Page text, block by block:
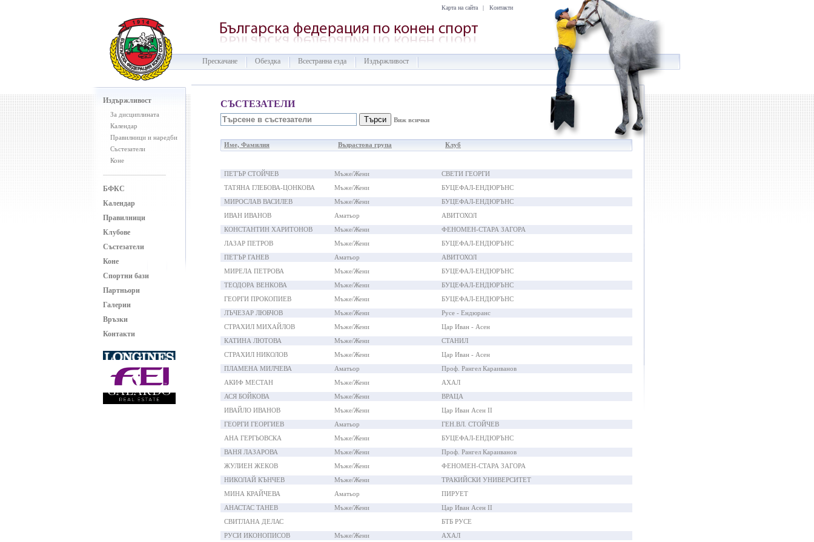
Карта на сайта | Контакти
Прескачане Обездка Всестранна езда Издържливост
Издържливост
За дисциплината
Календар
Правилници и наредби
Състезатели
Коне
БФКС
Календар
Правилници
Клубове
Състезатели
Коне
Спортни бази
Партньори
Галерии
Връзки
Контакти
СЪСТЕЗАТЕЛИ
Виж всички
Име, Фамилия Възрастова група Клуб
ПЕТЪР СТОЙЧЕВ Мъже/Жени
СВЕТИ ГЕОРГИ
ТАТЯНА ГЛЕБОВА-ЦОНКОВА
Мъже/Жени
БУЦЕФАЛ-ЕНДЮРЪНС
МИРОСЛАВ ВАСИЛЕВ
Мъже/Жени
БУЦЕФАЛ-ЕНДЮРЪНС
ИВАН ИВАНОВ
Аматьор
АВИТОХОЛ
КОНСТАНТИН ХАРИТОНОВ
Мъже/Жени
ФЕНОМЕН-СТАРА ЗАГОРА
ЛАЗАР ПЕТРОВ
Мъже/Жени
БУЦЕФАЛ-ЕНДЮРЪНС
ПЕТЪР ГАНЕВ
Аматьор
АВИТОХОЛ
МИРЕЛА ПЕТРОВА
Мъже/Жени
БУЦЕФАЛ-ЕНДЮРЪНС
ТЕОДОРА ВЕНКОВА
Мъже/Жени
БУЦЕФАЛ-ЕНДЮРЪНС
ГЕОРГИ ПРОКОПИЕВ
Мъже/Жени
БУЦЕФАЛ-ЕНДЮРЪНС
ЛЪЧЕЗАР ЛЮБЧОВ
Мъже/Жени
Русе - Ендюранс
СТРАХИЛ МИХАЙЛОВ
Мъже/Жени
Цар Иван - Асен
КАТИНА ЛЮТОВА
Мъже/Жени
СТАНИЛ
СТРАХИЛ НИКОЛОВ
Мъже/Жени
Цар Иван - Асен
ПЛАМЕНА МИЛЧЕВА
Аматьор
Проф. Рангел Караиванов
АКИФ МЕСТАН
Мъже/Жени
АХАЛ
АСЯ БОЙКОВА
Мъже/Жени
ВРАЦА
ИВАЙЛО ИВАНОВ
Мъже/Жени
Цар Иван Асен II
ГЕОРГИ ГЕОРГИЕВ
Аматьор
ГЕН.ВЛ. СТОЙЧЕВ
АНА ГЕРГЬОВСКА
Мъже/Жени
БУЦЕФАЛ-ЕНДЮРЪНС
ВАНЯ ЛАЗАРОВА
Мъже/Жени
Проф. Рангел Караиванов
ЖУЛИЕН ЖЕКОВ
Мъже/Жени
ФЕНОМЕН-СТАРА ЗАГОРА
НИКОЛАЙ КЪНЧЕВ
Мъже/Жени
ТРАКИЙСКИ УНИВЕРСИТЕТ
МИНА КРАЙЧЕВА
Аматьор
ПИРУЕТ
АНАСТАС ТАНЕВ
Мъже/Жени
Цар Иван Асен II
СВИТЛАНА ДЕЛАС
БТБ РУСЕ
РУСИ ИКОНОПИСОВ
Мъже/Жени АХАЛ